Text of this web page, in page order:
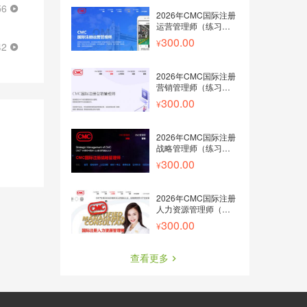
2026年CMC国际注册
运营管理师（练习及考
卷）
300.00
2026年CMC国际注册
营销管理师（练习及考
卷）
300.00
2026年CMC国际注册
战略管理师（练习及考
卷）
300.00
2026年CMC国际注册
人力资源管理师（练习
及考卷）
300.00
查看更多